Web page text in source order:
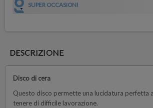
SUPER OCCASIONI
DESCRIZIONE
Disco di cera
Questo disco permette una lucidatura perfetta
tenere di difficile lavorazione.